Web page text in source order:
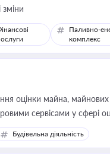
Паливно-
комплекс
оцінки майна, майнових
сервісами у сфері
керівника,
угод і перевірки
Будівельна діяльність